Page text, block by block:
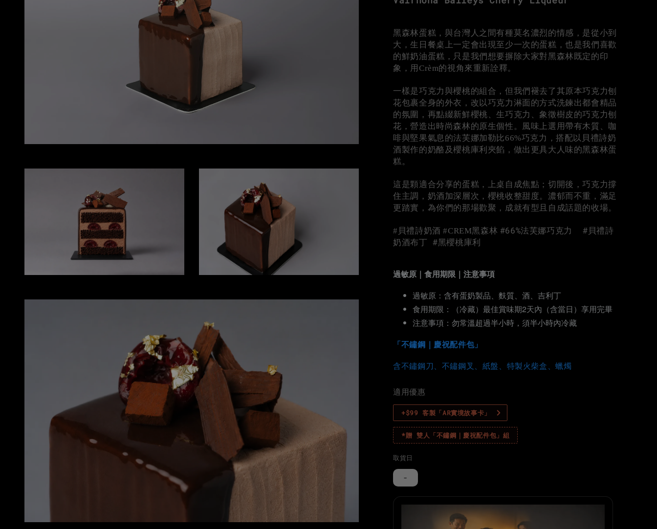
黑森林蛋糕，與台灣人之間有種莫名濃烈的情感，是從小到
大，生日餐桌上一定會出現至少一次的蛋糕，也是我們喜歡
的鮮奶油蛋糕，只是我們想要摒除大家對黑森林既定的印
象，用Crèm的視角來重新詮釋。
一樣是巧克力與櫻桃的組合，但我們褪去了其原本巧克力刨
花包裹全身的外衣，改以巧克力淋面的方式洗鍊出都會精品
的氛圍，再點綴新鮮櫻桃、生巧克力、象徵樹皮的巧克力刨
花，營造出時尚森林的原生個性。風味上選用帶有木質、咖
啡與堅果氣息的法芙娜加勒比66%巧克力，搭配以貝禮詩奶
酒製作的奶酪及櫻桃庫利夾餡，做出更具大人味的黑森林蛋
糕。
這是顆適合分享的蛋糕，上桌自成焦點；切開後，巧克力撐
住主調，奶酒加深層次，櫻桃收整甜度。濃郁而不重，滿足
更踏實，為你們的那場歡聚，成就有型且自成話題的收場。
#貝禮詩奶酒 #CREM黑森林 #66%法芙娜巧克力 #貝禮詩
奶酒布丁 #黑櫻桃庫利
過敏原｜食用期限｜注意事項
過敏原：含有蛋奶製品、麩質、酒、吉利丁
食用期限：（冷藏）最佳賞味期2天內（含當日）享用完畢
注意事項：勿常溫超過半小時，須半小時內冷藏
「不鏽鋼｜慶祝配件包」
含不鏽鋼刀、不鏽鋼叉、紙盤、特製火柴盒、蠟燭
適用優惠
+$99 客製「AR實境故事卡」
*贈 雙人「不鏽鋼｜慶祝配件包」組
取貨日
-